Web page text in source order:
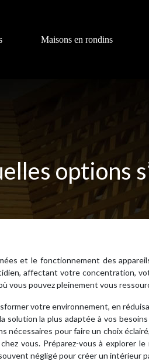
Maisons en rondins
options
et le fonctionnement des
affectant votre concentration,
vous pouvez pleinement vous
votre environnement, en
solution la plus adaptée à vos
pour faire un choix
vous. Préparez-vous à explorer le
négligé pour créer un intérieur